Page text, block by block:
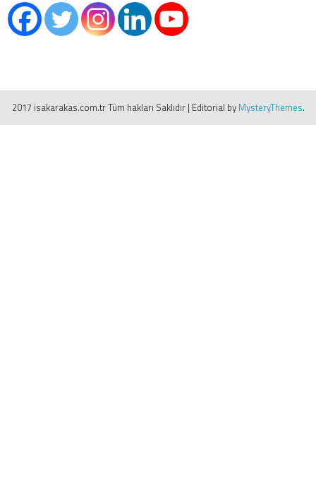
2017 isakarakas.com.tr Tüm hakları Saklıdır | Editorial by MysteryThemes.